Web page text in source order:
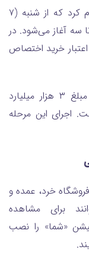
سه روز پیش، احمد میدری وزیر تعاون اعلام کرد که از شنبه (۷
سه آغاز می‌شود. در
نفر، ۵۰۰ هزار تومان اعتبار خرید اختصاص
طبق اعلام سازمان هدفمندسازی یارانه‌ها، مبلغ ۳ هزار میلیارد
اجرای این مرحله
در بیش از ۲۴۰ هزار فروشگاه خرد، عمده و
برای مشاهده
«شما» را نصب